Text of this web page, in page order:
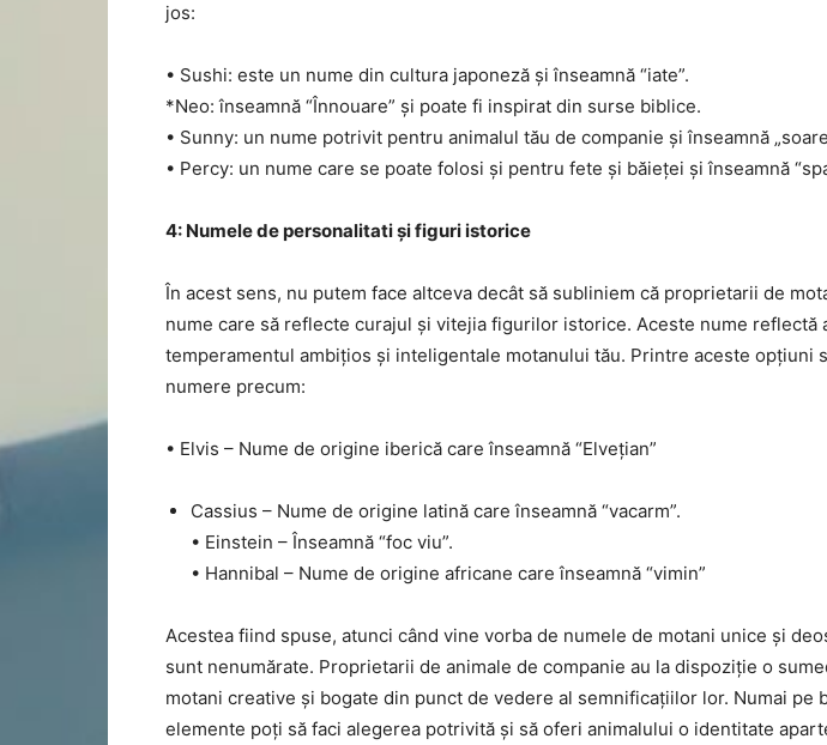
jos:
• Sushi: este un nume din cultura japoneză și înseamnă “iate”.
*Neo: înseamnă “Înnouare” și poate fi inspirat din surse biblice.
• Sunny: un nume potrivit pentru animalul tău de companie și înseamnă
• Percy: un nume care se poate folosi și pentru fete și băieței și înseamnă
4: Numele de personalitati și figuri istorice
În acest sens, nu putem face altceva decât să subliniem că proprietarii de
nume care să reflecte curajul și vitejia figurilor istorice. Aceste nume reflectă
temperamentul ambițios și inteligentale motanului tău. Printre aceste opțiuni
numere precum:
• Elvis – Nume de origine iberică care înseamnă “Elvețian”
Cassius – Nume de origine latină care înseamnă “vacarm”.
• Einstein – Înseamnă “foc viu”.
• Hannibal – Nume de origine africane care înseamnă “vimin”
Acestea fiind spuse, atunci când vine vorba de numele de motani unice și
sunt nenumărate. Proprietarii de animale de companie au la dispoziție o
motani creative și bogate din punct de vedere al semnificațiilor lor. Numai pe
elemente poți să faci alegerea potrivită și să oferi animalului o identitate